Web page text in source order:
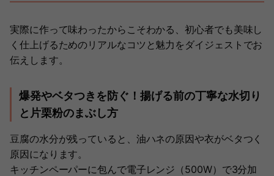
実際に作って味わったからこそわかる、初心者でも美味し
く仕上げるためのリアルなコツと魅力をダイジェストでお
伝えします。
爆発やベタつきを防ぐ！揚げる前の丁寧な水切り
と片栗粉のまぶし方
豆腐の水分が残っていると、油ハネの原因や衣がベタつく
原因になります。
キッチンペーパーに包んで電子レンジ（500W）で3分加